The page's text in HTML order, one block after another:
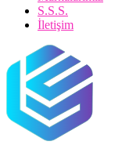
S.S.S.
İletişim